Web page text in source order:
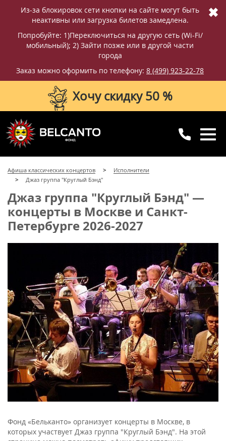
Из-за блокировок сети кнопки на сайте могут быть
неактивны или загрузка билетов замедлена.
Попробуйте: 1)Переключиться на другую сеть (Wi-Fi/
мобильный); 2) Зайти позже или в другой части
города
Заказ можно оформить по телефону: 8 (499) 923-22-78
✖
Хочу скидку 50 %
8 (499) 923-22-78
с 10:00 до 20:00
Афиша классических концертов
Исполнители
Джаз группа "Круглый Бэнд"
Джаз группа "Круглый Бэнд" —
концерты в Москве и Санкт-
Петербурге 2026-2027
Фонд «Бельканто» организует концерты в Москве, в
которых участвует Джаз группа "Круглый Бэнд". На этой